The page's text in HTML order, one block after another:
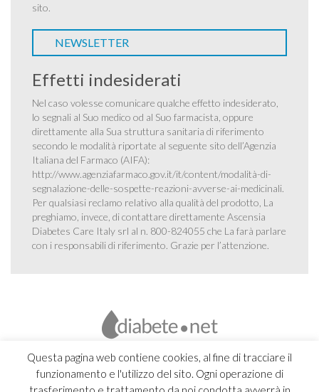
Questa pagina web contiene cookies, al fine di tracciare il
funzionamento e l'utilizzo del sito. Ogni operazione di
sito.
NEWSLETTER
Effetti indesiderati
Nel caso volesse comunicare qualche effetto indesiderato,
lo segnali al Suo medico od al Suo farmacista, oppure
direttamente alla Sua struttura sanitaria di riferimento
secondo le modalità riportate al seguente sito dell’Agenzia
Italiana del Farmaco (AIFA):
http://www.agenziafarmaco.gov.it/it/content/modalità-di-
segnalazione-delle-sospette-reazioni-avverse-ai-medicinali.
Per qualsiasi reclamo relativo alla qualità del prodotto, La
preghiamo, invece, di contattare direttamente Ascensia
Diabetes Care Italy srl al n. 800-824055 che La farà parlare
con i responsabili di riferimento. Grazie per l’attenzione.